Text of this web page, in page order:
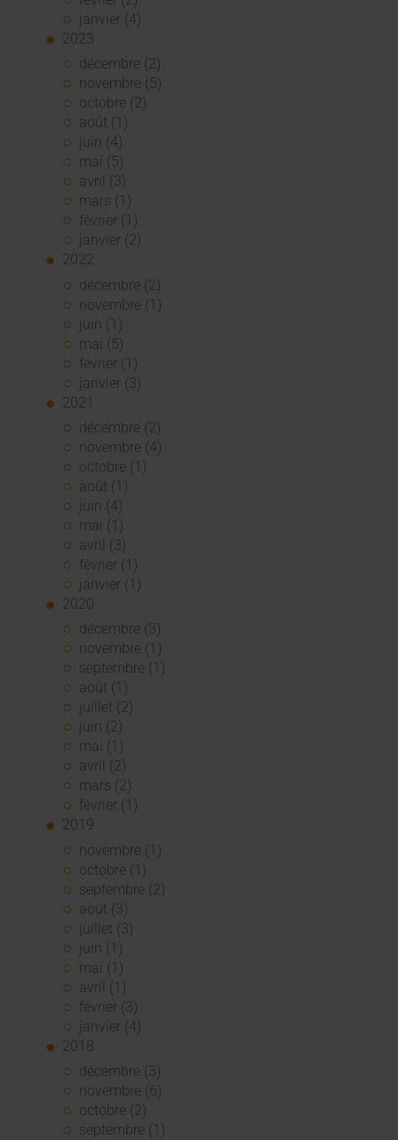
janvier (4)
2023
décembre (2)
novembre (5)
octobre (2)
août (1)
juin (4)
mai (5)
avril (3)
mars (1)
février (1)
janvier (2)
2022
décembre (2)
novembre (1)
juin (1)
mai (5)
février (1)
janvier (3)
2021
décembre (2)
novembre (4)
octobre (1)
août (1)
juin (4)
mai (1)
avril (3)
février (1)
janvier (1)
2020
décembre (3)
novembre (1)
septembre (1)
août (1)
juillet (2)
juin (2)
mai (1)
avril (2)
mars (2)
février (1)
2019
novembre (1)
octobre (1)
septembre (2)
août (3)
juillet (3)
juin (1)
mai (1)
avril (1)
février (3)
janvier (4)
2018
décembre (3)
novembre (6)
octobre (2)
septembre (1)